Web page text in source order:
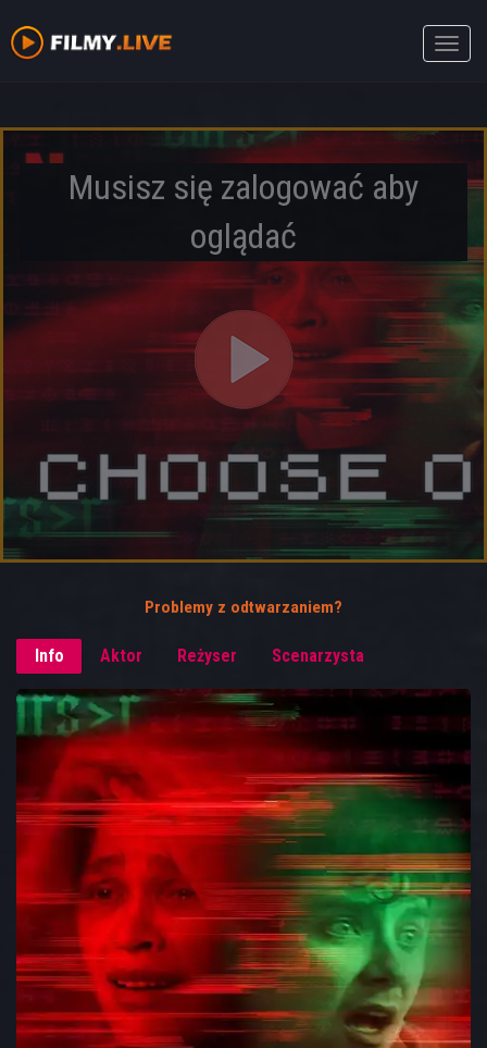
Toggle
Musisz się zalogować aby
oglądać
Problemy z odtwarzaniem?
Info Aktor Reżyser Scenarzysta